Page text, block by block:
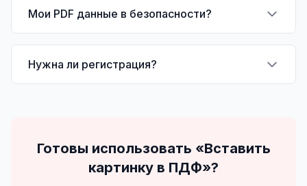
Мои PDF данные в безопасности?
Нужна ли регистрация?
Готовы использовать «Вставить
картинку в ПДФ»?